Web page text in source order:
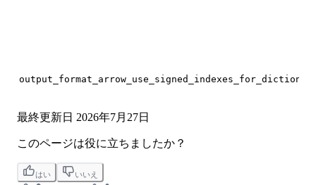
最終更新日 2026年7月27日
このページは役に立ちましたか？
はい いいえ